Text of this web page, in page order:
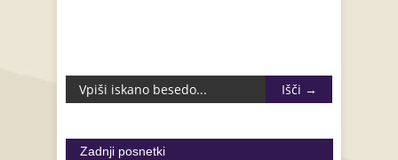
Zadnji posnetki